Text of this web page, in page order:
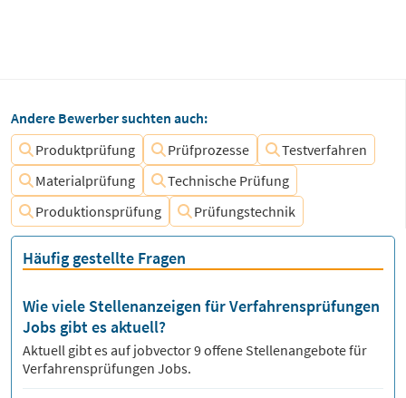
Andere Bewerber suchten auch:
Produktprüfung
Prüfprozesse
Testverfahren
Materialprüfung
Technische Prüfung
Produktionsprüfung
Prüfungstechnik
Häufig gestellte Fragen
Wie viele Stellenanzeigen für Verfahrensprüfungen
Jobs gibt es aktuell?
Aktuell gibt es auf jobvector9offene Stellenangebote für
Verfahrensprüfungen Jobs.